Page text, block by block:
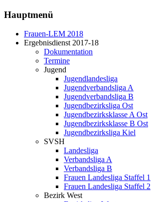
Hauptmenü
Frauen-LEM 2018
Ergebnisdienst 2017-18
Dokumentation
Termine
Jugend
Jugendlandesliga
Jugendverbandsliga A
Jugendverbandsliga B
Jugendbezirksliga Ost
Jugendbezirksklasse A Ost
Jugendbezirksklasse B Ost
Jugendbezirksliga Kiel
SVSH
Landesliga
Verbandsliga A
Verbandsliga B
Frauen Landesliga Staffel 1
Frauen Landesliga Staffel 2
Bezirk West